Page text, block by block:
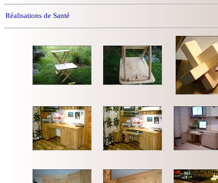
Réalisations de Santé